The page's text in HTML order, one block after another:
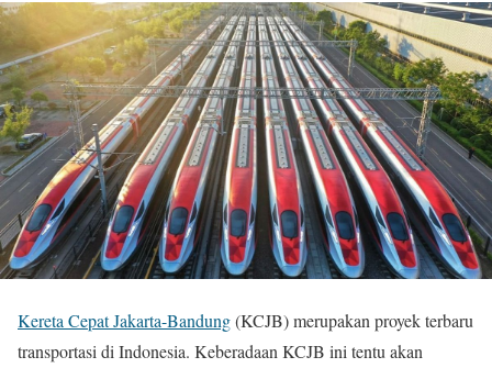
Kereta Cepat Jakarta-Bandung(KCJB) merupakan proyek terbaru
transportasi di Indonesia. Keberadaan KCJB ini tentu akan